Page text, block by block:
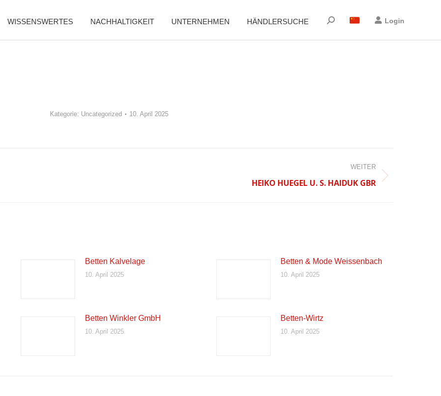
WISSENSWERTES NACHHALTIGKEIT UNTERNEHMEN HÄNDLERSUCHE Suchen: Login
Kategorie: Uncategorized 10. April 2025
WEITER
HEIKO HUEGEL U. S. HAIDUK GBR
Betten Kalvelage
10. April 2025
Betten & Mode Weissenbach
10. April 2025
Betten Winkler GmbH
10. April 2025
Betten-Wirtz
10. April 2025